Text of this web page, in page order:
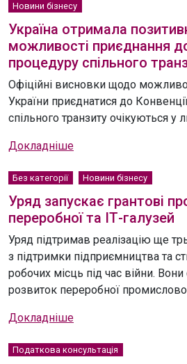
Новини бізнесу
Україна отримала
можливості приєднання
процедуру спільного
Офіційні висновки щодо
України приєднатися до
спільного транзиту очікуються у
Докладніше
Без категорії Новини бізнесу
Уряд запускає грантові
переробної та ІТ-галузей
Уряд підтримав реалізацію ще
з підтримки підприємництва та
робочих місць під час війни.
розвиток переробної
Докладніше
Податкова консультація